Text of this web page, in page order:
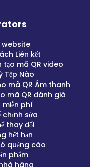
website
Liên kết
tạo mã QR video
Tệp Nào
mã QR Âm thanh
mã QR đánh giá
miễn phí
chỉnh sửa
thay đổi
hết hạn
quảng cáo
phẩm
hàng